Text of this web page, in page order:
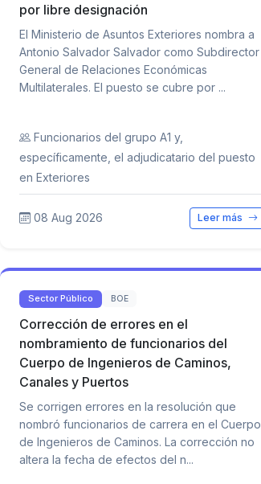
por libre designación
El Ministerio de Asuntos Exteriores nombra a
Antonio Salvador Salvador como Subdirector
General de Relaciones Económicas
Multilaterales. El puesto se cubre por ...
Funcionarios del grupo A1 y,
específicamente, el adjudicatario del puesto
en Exteriores
08 Aug 2026 Leer más
Sector Público BOE
Corrección de errores en el
nombramiento de funcionarios del
Cuerpo de Ingenieros de Caminos,
Canales y Puertos
Se corrigen errores en la resolución que
nombró funcionarios de carrera en el Cuerpo
de Ingenieros de Caminos. La corrección no
altera la fecha de efectos del n...